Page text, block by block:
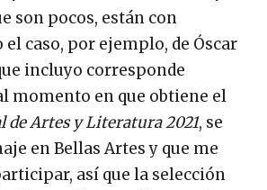
son pocos, están con
caso, por ejemplo, de Óscar
incluyo corresponde
momento en que obtiene el
de Artes y Literatura 2021, se
en Bellas Artes y que me
así que la selección